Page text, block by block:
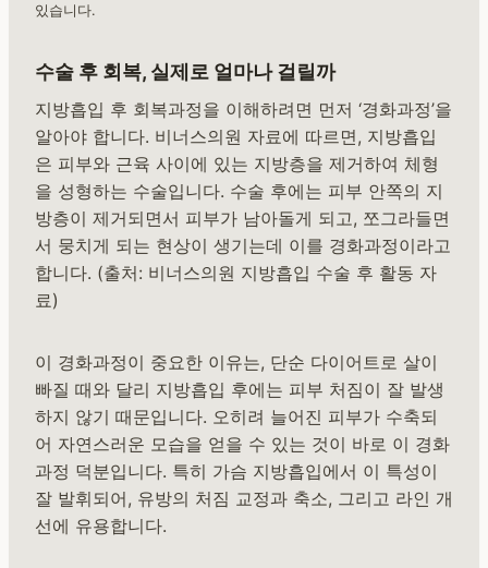
있습니다.
수술 후 회복, 실제로 얼마나 걸릴까
지방흡입 후 회복과정을 이해하려면 먼저 ‘경화과정’을
알아야 합니다. 비너스의원 자료에 따르면, 지방흡입
은 피부와 근육 사이에 있는 지방층을 제거하여 체형
을 성형하는 수술입니다. 수술 후에는 피부 안쪽의 지
방층이 제거되면서 피부가 남아돌게 되고, 쪼그라들면
서 뭉치게 되는 현상이 생기는데 이를 경화과정이라고
합니다. (출처: 비너스의원 지방흡입 수술 후 활동 자
료)
이 경화과정이 중요한 이유는, 단순 다이어트로 살이
빠질 때와 달리 지방흡입 후에는 피부 처짐이 잘 발생
하지 않기 때문입니다. 오히려 늘어진 피부가 수축되
어 자연스러운 모습을 얻을 수 있는 것이 바로 이 경화
과정 덕분입니다. 특히 가슴 지방흡입에서 이 특성이
잘 발휘되어, 유방의 처짐 교정과 축소, 그리고 라인 개
선에 유용합니다.